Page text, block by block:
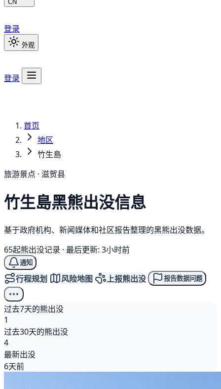
CN
登录
外观
登录
首页
地区
竹生島
旅游景点 · 滋贺县
竹生島黑熊出没信息
基于政府机构、新闻媒体和社区报告整理的黑熊出没数据。
65起熊出没记录 · 最后更新: 3小时前
通知
行程规划 风险地图 上报熊出没 报告数据问题
过去7天的熊出没
1
过去30天的熊出没
4
最新出没
6天前